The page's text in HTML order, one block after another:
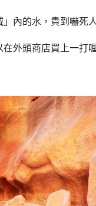
內的水，貴到嚇死
在外頭商店買上一打